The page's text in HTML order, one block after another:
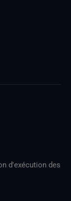
d'exécution des